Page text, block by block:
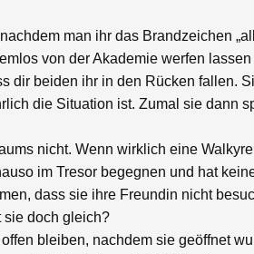
man ihr das Brandzeichen
von der Akademie werfen
dir beiden ihr in den Rücken fallen.
die Situation ist. Zumal sie dann
nicht. Wenn wirklich eine
im Tresor begegnen und hat
dass sie ihre Freundin nicht
sie doch gleich?
bleiben, nachdem sie geöffnet